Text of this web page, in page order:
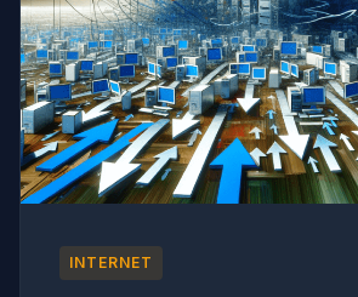
INTERNET